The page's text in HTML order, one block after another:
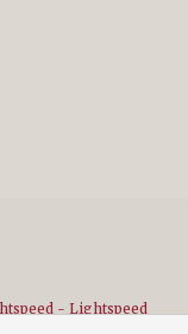
- Lightspeed